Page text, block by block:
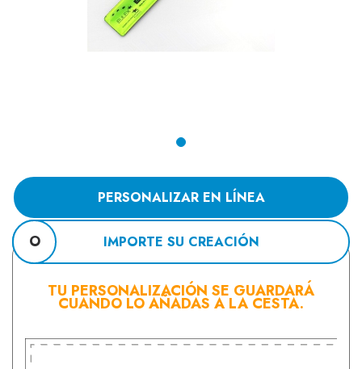
PERSONALIZAR EN LÍNEA
O IMPORTE SU CREACIÓN
TU PERSONALIZACIÓN SE GUARDARÁ
CUANDO LO AÑADAS A LA CESTA.